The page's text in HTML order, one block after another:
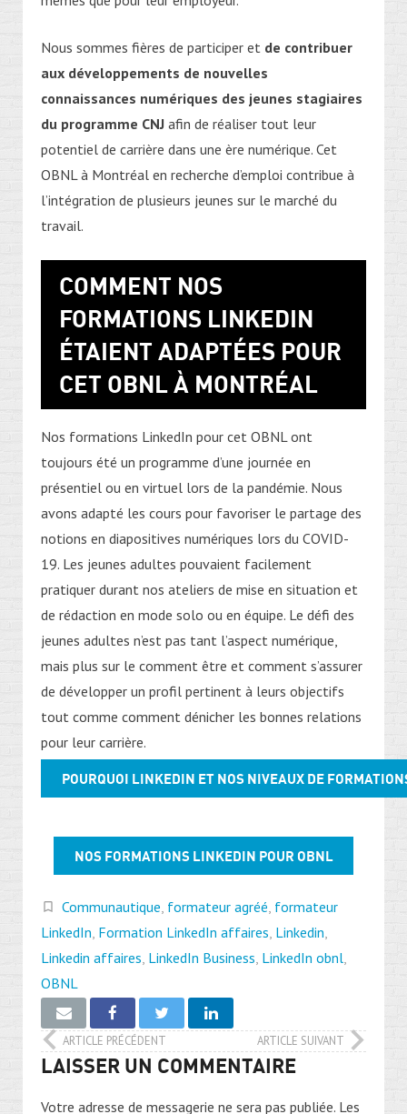
Nous sommes fières de participer et de contribuer
aux développements de nouvelles
connaissances numériques des jeunes stagiaires
du programme CNJ afin de réaliser tout leur
potentiel de carrière dans une ère numérique. Cet
OBNL à Montréal en recherche d’emploi contribue à
l’intégration de plusieurs jeunes sur le marché du
travail.
COMMENT NOS
FORMATIONS LINKEDIN
ÉTAIENT ADAPTÉES POUR
CET OBNL À MONTRÉAL
Nos formations LinkedIn pour cet OBNL ont
toujours été un programme d’une journée en
présentiel ou en virtuel lors de la pandémie. Nous
avons adapté les cours pour favoriser le partage des
notions en diapositives numériques lors du COVID-
19. Les jeunes adultes pouvaient facilement
pratiquer durant nos ateliers de mise en situation et
de rédaction en mode solo ou en équipe. Le défi des
jeunes adultes n’est pas tant l’aspect numérique,
mais plus sur le comment être et comment s’assurer
de développer un profil pertinent à leurs objectifs
tout comme comment dénicher les bonnes relations
pour leur carrière.
POURQUOI LINKEDIN ET NOS NIVEAUX DE
NOS FORMATIONS LINKEDIN POUR OBNL
Communautique, formateur agréé, formateur
LinkedIn, Formation LinkedIn affaires, Linkedin,
Linkedin affaires, LinkedIn Business, LinkedIn obnl,
OBNL
ARTICLE PRÉCÉDENT ARTICLE SUIVANT
LAISSER UN COMMENTAIRE
Votre adresse de messagerie ne sera pas publiée. Les